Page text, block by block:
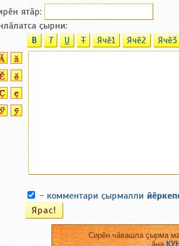
ятӑp:
ҫырни:
B T U T Ячӗ1 Ячӗ2 Ячӗ3
- комментари ҫырмалли
Сирӗн чӑвашла ҫырма
ӑна